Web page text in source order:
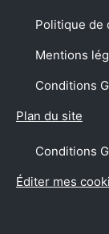
Politique de
Mentions
Conditions
Plan du site
Conditions
Éditer mes